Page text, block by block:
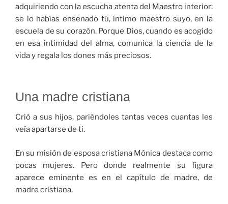
adquiriendo con la escucha atenta del Maestro interior:
se lo habías enseñado tú, íntimo maestro suyo, en la
escuela de su corazón. Porque Dios, cuando es acogido
en esa intimidad del alma, comunica la ciencia de la
vida y regala los dones más preciosos.
Una madre cristiana
Crió a sus hijos, pariéndoles tantas veces cuantas les
veía apartarse de ti.
En su misión de esposa cristiana Mónica destaca como
pocas mujeres. Pero donde realmente su figura
aparece eminente es en el capítulo de madre, de
madre cristiana.